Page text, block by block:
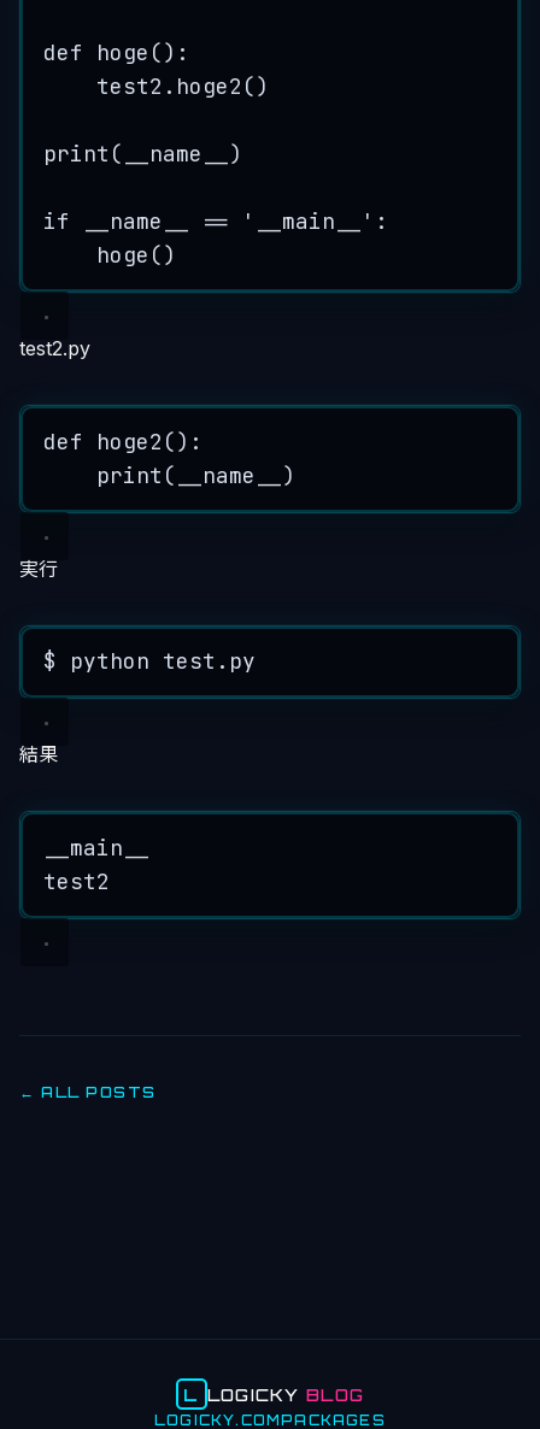
def hoge () :
test2. hoge2 ()
print ( __name__ )
if __name__ == ' __main__ ' :
hoge ()
test2.py
def hoge2 () :
print ( __name__ )
実行
$ python test.py
結果
__main__
test2
← ALL POSTS
L LOGICKYBLOG
LOGICKY.COM PACKAGES